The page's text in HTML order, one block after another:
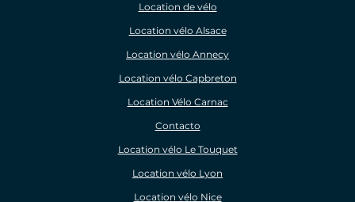
Location de vélo
Location vélo Alsace
Location vélo Annecy
Location vélo Capbreton
Location Vélo Carnac
Contacto
Location vélo Le Touquet
Location vélo Lyon
Location vélo Nice